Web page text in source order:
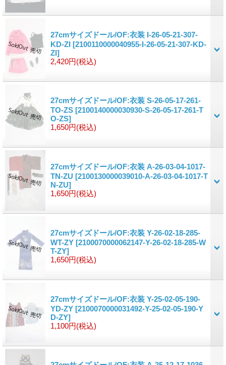
27cmサイズドール/OF:衣装 I-26-05-21-307-
KD-ZI [2100110000040955-I-26-05-21-307-KD-
ZI]
2,420円(税込)
27cmサイズドール/OF:衣装 S-26-05-17-261-
TO-ZS [2100140000030930-S-26-05-17-261-T
O-ZS]
1,650円(税込)
27cmサイズドール/OF:衣装 A-26-03-04-1017-
TN-ZU [2100130000039010-A-26-03-04-1017-T
N-ZU]
1,650円(税込)
27cmサイズドール/OF:衣装 Y-26-02-18-285-
WT-ZY [2100070000062147-Y-26-02-18-285-W
T-ZY]
1,650円(税込)
27cmサイズドール/OF:衣装 Y-25-02-05-190-
YD-ZY [2100070000031492-Y-25-02-05-190-Y
D-ZY]
1,100円(税込)